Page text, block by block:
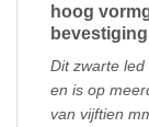
hoog
Dit zwarte led
en is op
van vijftien